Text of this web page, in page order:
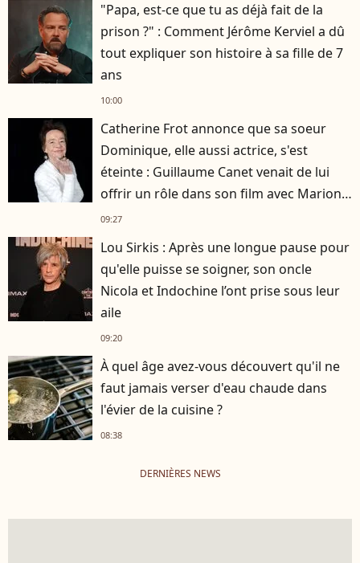
"Papa, est-ce que tu as déjà fait de la
prison ?" : Comment Jérôme Kerviel a dû
tout expliquer son histoire à sa fille de 7
ans
10:00
Catherine Frot annonce que sa soeur
Dominique, elle aussi actrice, s'est
éteinte : Guillaume Canet venait de lui
offrir un rôle dans son film avec Marion
Cotillard
09:27
Lou Sirkis : Après une longue pause pour
qu'elle puisse se soigner, son oncle
Nicola et Indochine l’ont prise sous leur
aile
09:20
À quel âge avez-vous découvert qu'il ne
faut jamais verser d'eau chaude dans
l'évier de la cuisine ?
08:38
DERNIÈRES NEWS